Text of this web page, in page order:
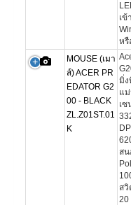
เข้
หรื
MOUSE (เมา
ส์) ACER PR
EDATOR G2
00 - BLACK
ZL.Z01ST.01
K
มิ่ง
แ
เซ
สน
ส
20